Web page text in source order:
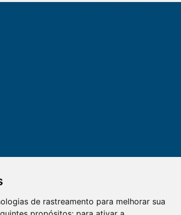
de rastreamento para melhorar sua